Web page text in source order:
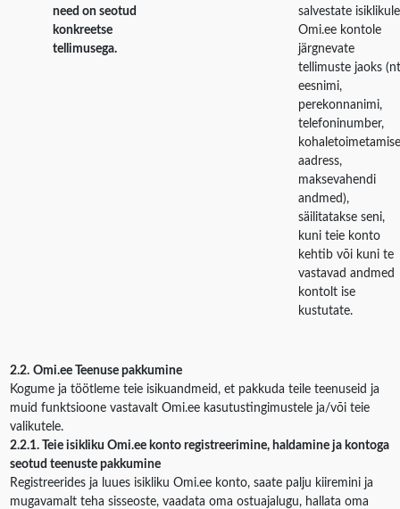
need on seotud
konkreetse
tellimusega.
salvestate isiklikule
Omi.ee kontole
järgnevate
tellimuste jaoks (nt
eesnimi,
perekonnanimi,
telefoninumber,
kohaletoimetamise
aadress,
maksevahendi
andmed),
säilitatakse seni,
kuni teie konto
kehtib või kuni te
vastavad andmed
kontolt ise
kustutate.
2.2. Omi.ee Teenuse pakkumine
Kogume ja töötleme teie isikuandmeid, et pakkuda teile teenuseid ja
muid funktsioone vastavalt Omi.ee kasutustingimustele ja/või teie
valikutele.
2.2.1. Teie isikliku Omi.ee konto registreerimine, haldamine ja kontoga
seotud teenuste pakkumine
Registreerides ja luues isikliku Omi.ee konto, saate palju kiiremini ja
mugavamalt teha sisseoste, vaadata oma ostuajalugu, hallata oma